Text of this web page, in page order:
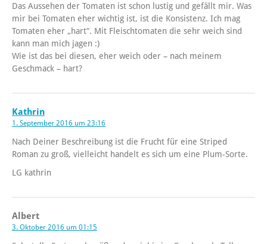
Das Aussehen der Tomaten ist schon lustig und gefällt mir. Was
mir bei Tomaten eher wichtig ist, ist die Konsistenz. Ich mag
Tomaten eher „hart“. Mit Fleischtomaten die sehr weich sind
kann man mich jagen :)
Wie ist das bei diesen, eher weich oder – nach meinem
Geschmack – hart?
Kathrin
1. September 2016 um 23:16
Nach Deiner Beschreibung ist die Frucht für eine Striped
Roman zu groß, vielleicht handelt es sich um eine Plum-Sorte.
LG kathrin
Albert
3. Oktober 2016 um 01:15